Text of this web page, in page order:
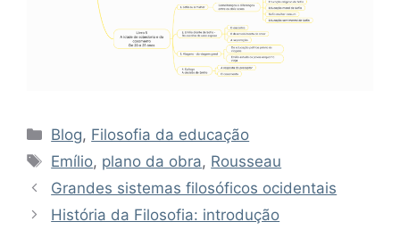
Categorias
Blog, Filosofia da educação
Tags
Emílio, plano da obra, Rousseau
Grandes sistemas filosóficos ocidentais
História da Filosofia: introdução